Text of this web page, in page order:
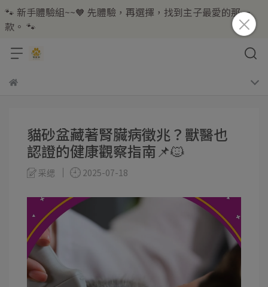
🐾 新手體驗組~~🧡 先體驗，再選擇，找到主子最愛的那一
款。 🐾
貓砂盆藏著腎臟病徵兆？獸醫也
認證的健康觀察指南📌🐱
采缌 2025-07-18